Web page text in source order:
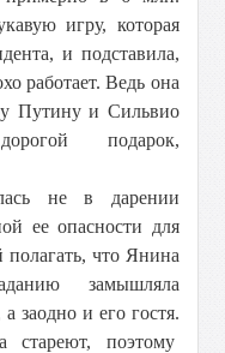
игру, которая
и подставила,
работает. Ведь она
Путину и Сильвио
подарок,
не в дарении
ее опасности для
полагать, что Янина
замышляла
заодно и его гостя.
стареют, поэтому